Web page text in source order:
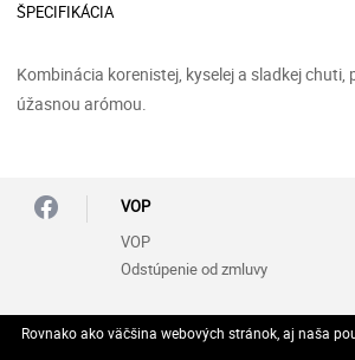
ŠPECIFIKÁCIA
Kombinácia korenistej, kyselej a sladkej chuti,
úžasnou arómou.
VOP
VOP
Odstúpenie od zmluvy
Zásady ochrany osobných údajov
Rovnako ako väčšina webových stránok, aj naša